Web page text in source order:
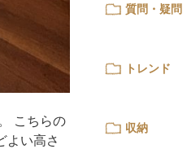
こちらの
よい高さ
質問・疑問
トレンド
収納